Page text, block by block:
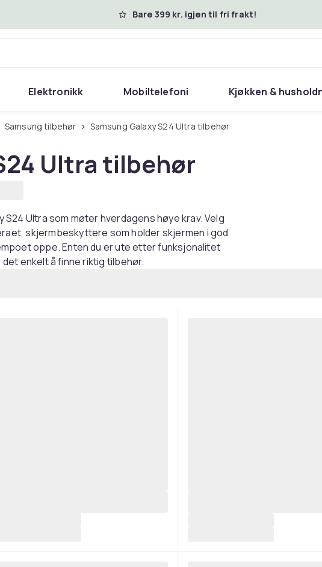
Bare 399 kr. igjen til fri frakt!
Elektronikk Mobiltelefoni Kjøkken &
Samsung tilbehør Samsung Galaxy S24 Ultra tilbehør
Ultra tilbehør
S24 Ultra som møter hverdagens høye krav. Velg
skjermbeskyttere som holder skjermen i god
oppe. Enten du er ute etter funksjonalitet
enkelt å finne riktig tilbehør.